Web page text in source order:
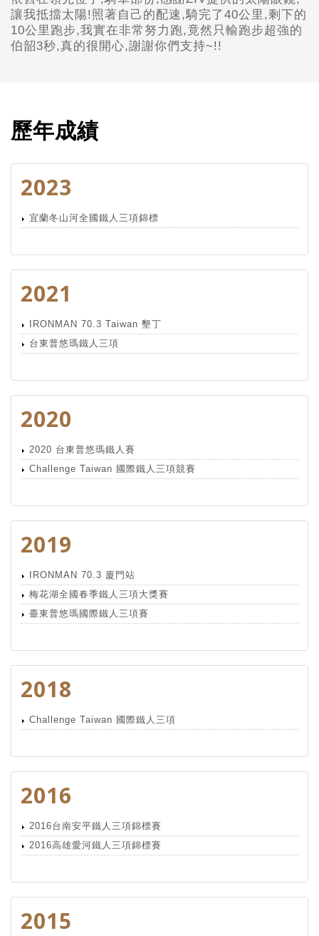
讓我抵擋太陽!照著自己的配速,騎完了40公里,剩下的
10公里跑步,我實在非常努力跑,竟然只輸跑步超強的
伯韶3秒,真的很開心,謝謝你們支持~!!
歷年成績
2023
宜蘭冬山河全國鐵人三項錦標
2021
IRONMAN 70.3 Taiwan 墾丁
台東普悠瑪鐵人三項
2020
2020 台東普悠瑪鐵人賽
Challenge Taiwan 國際鐵人三項競賽
2019
IRONMAN 70.3 廈門站
梅花湖全國春季鐵人三項大獎賽
臺東普悠瑪國際鐵人三項賽
2018
Challenge Taiwan 國際鐵人三項
2016
2016台南安平鐵人三項錦標賽
2016高雄愛河鐵人三項錦標賽
2015